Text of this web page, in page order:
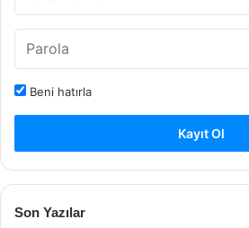
Beni hatırla
Kayıt Ol
Son Yazılar